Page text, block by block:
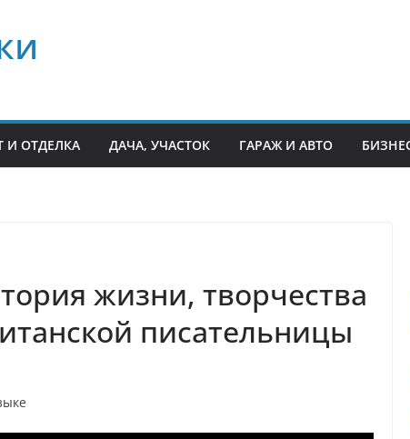
И ОТДЕЛКА ДАЧА, УЧАСТОК ГАРАЖ И АВТО
жизни, творчества
писательницы